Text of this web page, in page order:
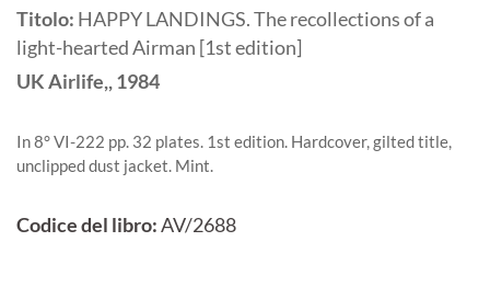
Titolo: HAPPY LANDINGS. The recollections of a
light-hearted Airman [1st edition]
UKAirlife,,1984
In 8° VI-222 pp. 32 plates. 1st edition. Hardcover, gilted title,
unclipped dust jacket. Mint.
Codice del libro:AV/2688